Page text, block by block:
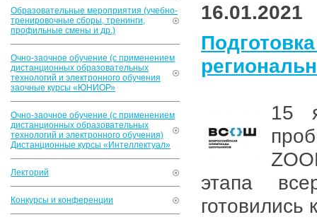
Образовательные мероприятия (учебно-
тренировочные сборы, тренинги,
профильные смены и др.)
Очно-заочное обучение (с применением
дистанционных образовательных
технологий и электронного обучения
заочные курсы «ЮНИОР»
Очно-заочное обучение (с применением
дистанционных образовательных
технологий и электронного обучения)
Дистанционные курсы «Интеллектуал»
Лекторий
Конкурсы и конференции
16.01.2021
15
этапа
готовились